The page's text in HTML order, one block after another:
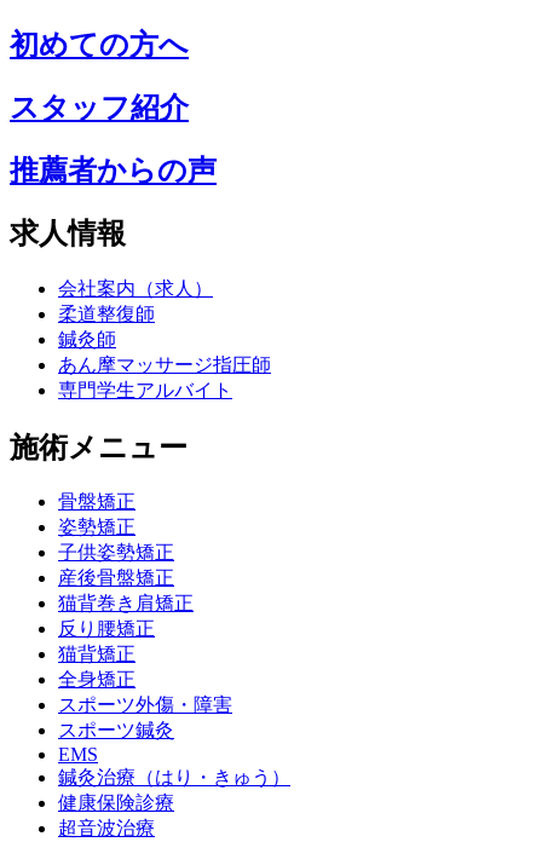
初めての方へ
スタッフ紹介
推薦者からの声
求人情報
会社案内（求人）
柔道整復師
鍼灸師
あん摩マッサージ指圧師
専門学生アルバイト
施術メニュー
骨盤矯正
姿勢矯正
子供姿勢矯正
産後骨盤矯正
猫背巻き肩矯正
反り腰矯正
猫背矯正
全身矯正
スポーツ外傷・障害
スポーツ鍼灸
EMS
鍼灸治療（はり・きゅう）
健康保険診療
超音波治療